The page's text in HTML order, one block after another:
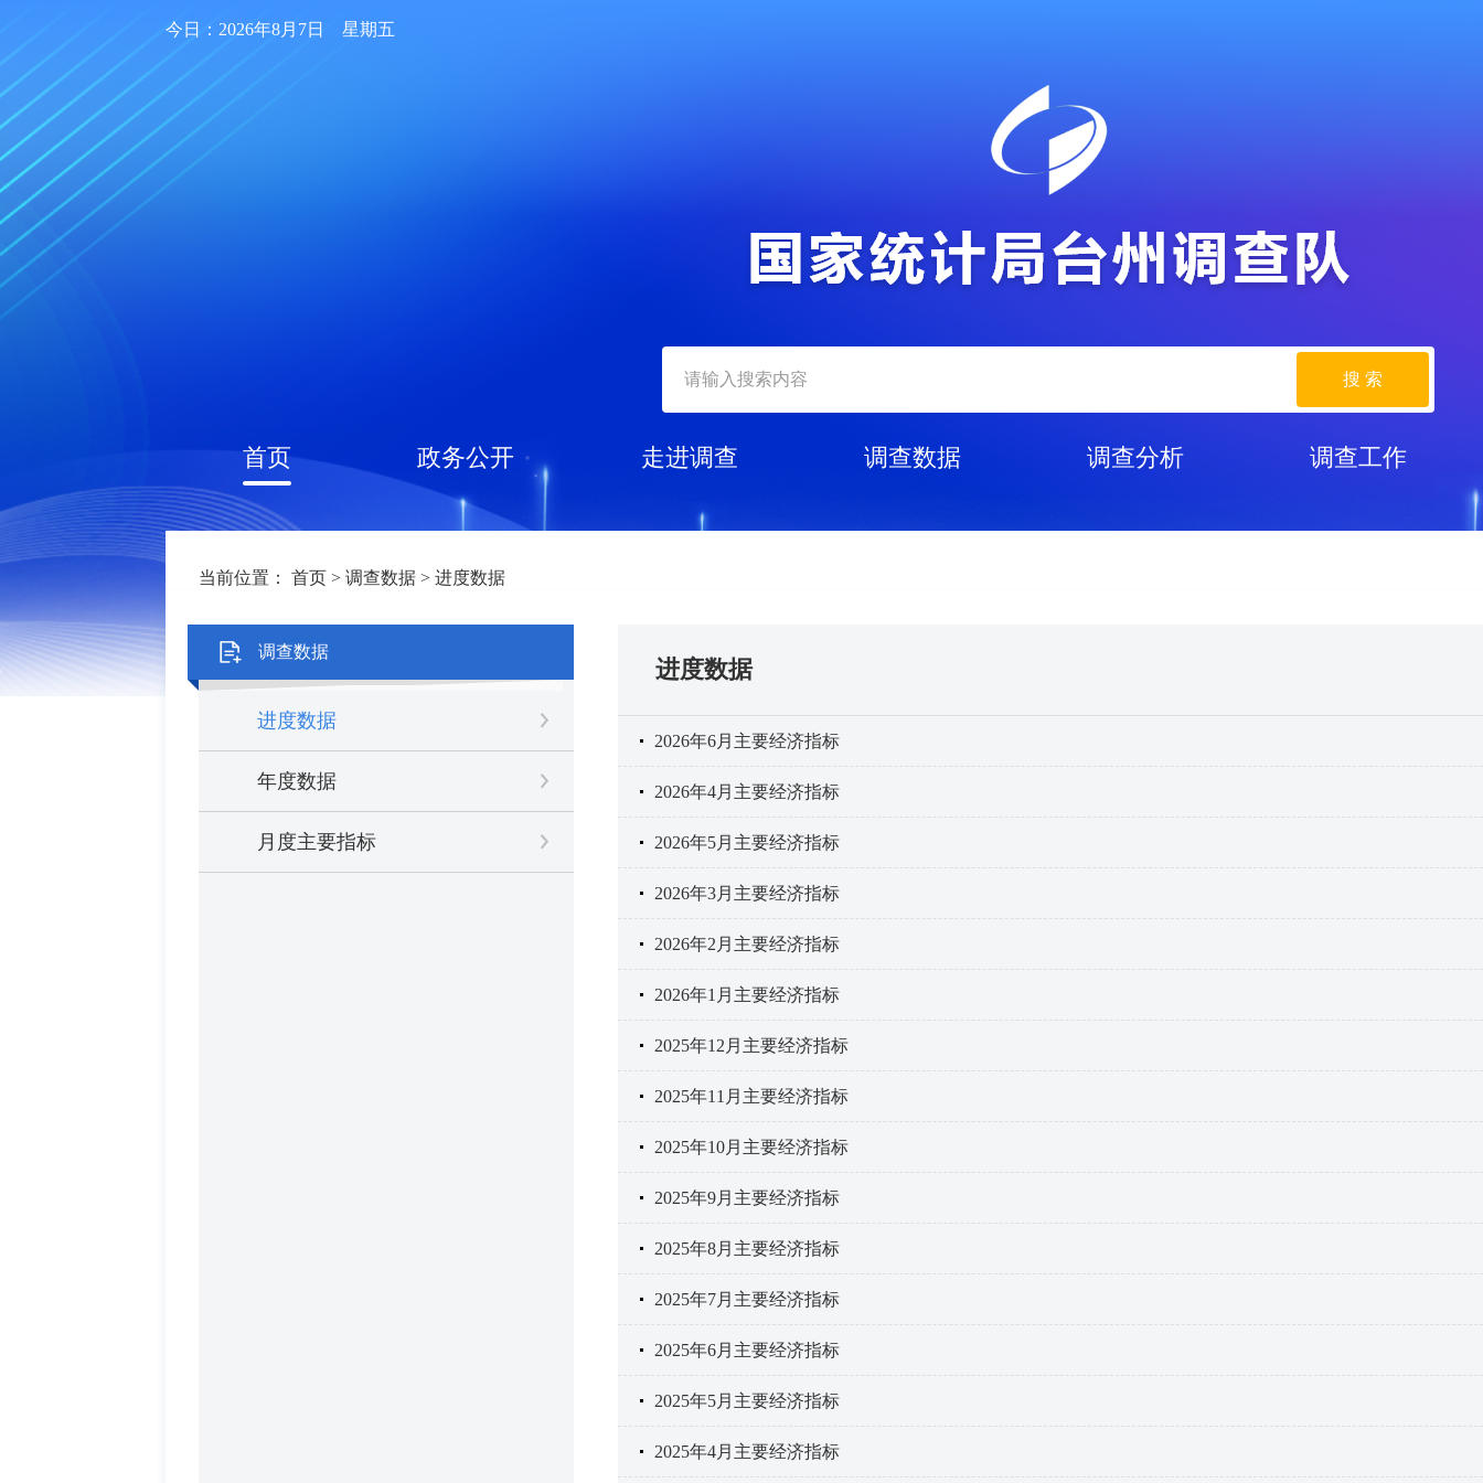
今日：2026年8月7日 星期五
搜 索
首页 政务公开 走进调查 调查数据 调查分析 调查工作
当前位置： 首页 > 调查数据 > 进度数据
调查数据
进度数据
年度数据
月度主要指标
进度数据
2026年6月主要经济指标
2026年4月主要经济指标
2026年5月主要经济指标
2026年3月主要经济指标
2026年2月主要经济指标
2026年1月主要经济指标
2025年12月主要经济指标
2025年11月主要经济指标
2025年10月主要经济指标
2025年9月主要经济指标
2025年8月主要经济指标
2025年7月主要经济指标
2025年6月主要经济指标
2025年5月主要经济指标
2025年4月主要经济指标